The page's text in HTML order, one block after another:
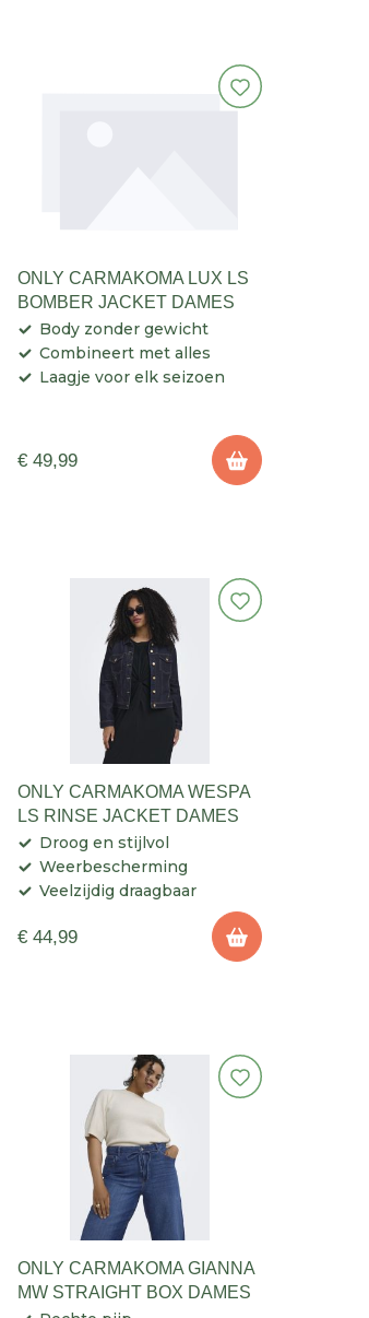
ONLY CARMAKOMA LUX LS
BOMBER JACKET DAMES
Body zonder gewicht
Combineert met alles
Laagje voor elk seizoen
€ 49,99
ONLY CARMAKOMA WESPA
LS RINSE JACKET DAMES
Droog en stijlvol
Weerbescherming
Veelzijdig draagbaar
€ 44,99
ONLY CARMAKOMA GIANNA
MW STRAIGHT BOX DAMES